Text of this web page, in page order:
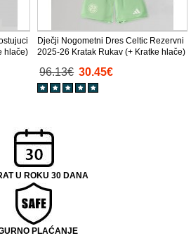
hlače)
Dječji Nogometni Dres Celtic Rezervni
2025-26 Kratak Rukav (+ Kratke hlače)
96.13€ 30.45€
U ROKU 30 DANA
PLAĆANJE